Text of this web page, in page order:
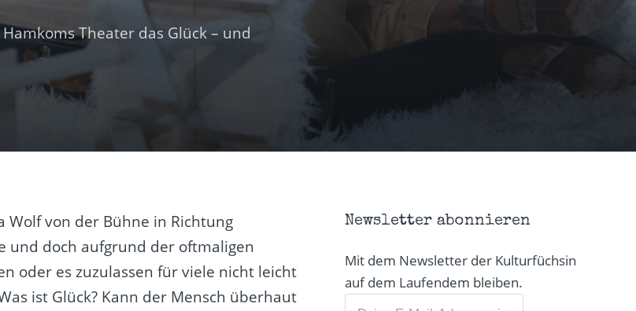
Theater das Glück – und
Wolf von der Bühne in Richtung
und doch aufgrund der oftmaligen
oder es zuzulassen für viele nicht leicht
ist Glück? Kann der Mensch überhaut
Newsletter abonnieren
Mit dem Newsletter der Kulturfüchsin
auf dem Laufendem bleiben.